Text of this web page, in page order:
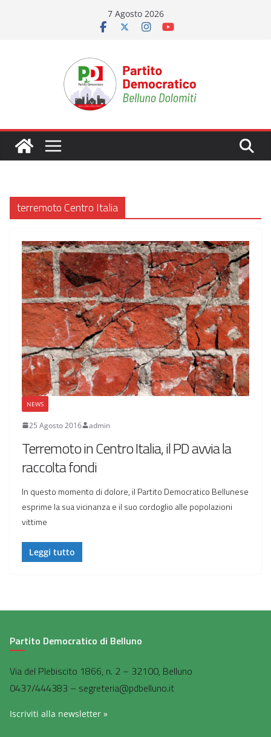
7 Agosto 2026
terremoto Centro Italia
NEWS
25 Agosto 2016 admin
Terremoto in Centro Italia, il PD avvia la
raccolta fondi
In questo momento di dolore, il Partito Democratico Bellunese
esprime la sua vicinanza e il suo cordoglio alle popolazioni
vittime
Leggi tutto
Partito Democratico di Belluno
Via del Plebiscito 1866, n. 2 – 32100, Belluno
0437/444383 – segreteria@pdbelluno.it
Iscriviti alla newsletter »